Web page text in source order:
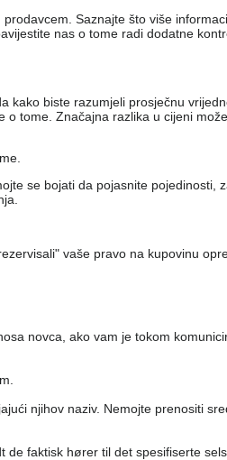
Saznajte što više
nas o tome radi dodatne
kako biste razumjeli prosječnu
tome. Značajna razlika u cijeni
se bojati da pojasnite pojedinosti,
vaše pravo na kupovinu
novca, ako vam je tokom
njihov naziv. Nemojte prenositi
faktisk hører til det spesifiserte